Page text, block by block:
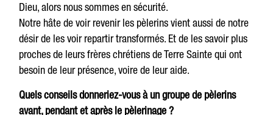
Dieu, alors nous sommes en sécurité.
Notre hâte de voir revenir les pèlerins vient aussi de notre
désir de les voir repartir transformés. Et de les savoir plus
proches de leurs frères chrétiens de Terre Sainte qui ont
besoin de leur présence, voire de leur aide.
Quels conseils donneriez-vous à un groupe de pèlerins
avant, pendant et après le pèlerinage ?